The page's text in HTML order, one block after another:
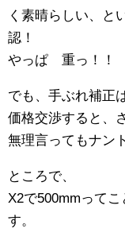
く素晴らしい、と
認！
やっぱ 重っ
でも、手ぶれ補正
価格交渉すると、
無理言ってもナン
ところで、
X2で500mmって
す。